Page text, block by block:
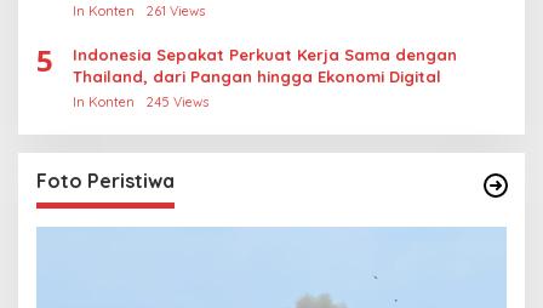
In Konten 261 Views
5
Indonesia Sepakat Perkuat Kerja Sama dengan
Thailand, dari Pangan hingga Ekonomi Digital
In Konten 245 Views
Foto Peristiwa